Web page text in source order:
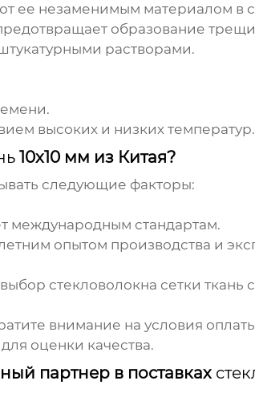
ее незаменимым материалом в
образование
растворами.
высоких и низких температур.
10x10 мм из Китая?
следующие факторы:
международным стандартам.
опытом производства и
стекловолокна сетки ткань
внимание на условия
оценки качества.
партнер в поставках